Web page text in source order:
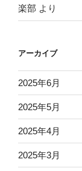
楽部 より
アーカイブ
2025年6月
2025年5月
2025年4月
2025年3月